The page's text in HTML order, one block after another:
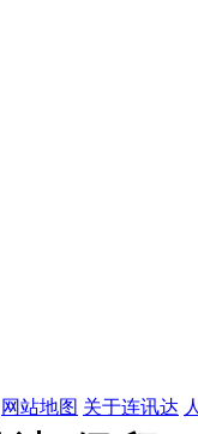
网站地图 关于连讯达